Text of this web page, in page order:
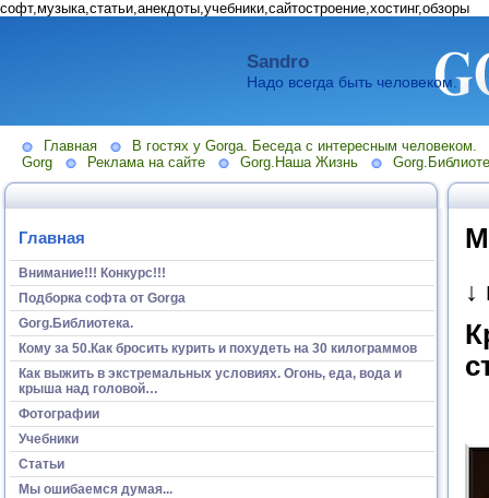
софт,музыка,статьи,анекдоты,учебники,сайтостроение,хостинг,обзоры
Sandro
Надо всегда быть человеком.
Главная
В гостях у Gorga. Беседа с интересным человеком.
Gorg
Реклама на сайте Gorg.Наша Жизнь
Главная
Внимание!!! Конкурс!!!
Подборка софта от Gorga
Gorg.Библиотека.
Кому за 50.Как бросить курить и похудеть на 30 килограммов
Как выжить в экстремальных условиях. Огонь, еда, вода и
крыша над головой…
Фотографии
Учебники
Статьи
Мы ошибаемся думая...